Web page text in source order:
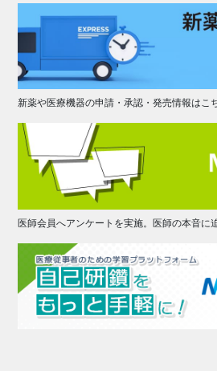
新薬や医療機器の申請・承認・発売情報はこ
医師会員へアンケートを実施。医師の本音に